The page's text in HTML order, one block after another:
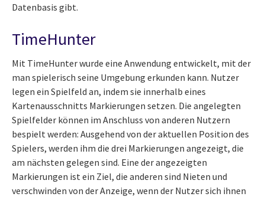
Datenbasis gibt.
TimeHunter
Mit TimeHunter wurde eine Anwendung entwickelt, mit der
man spielerisch seine Umgebung erkunden kann. Nutzer
legen ein Spielfeld an, indem sie innerhalb eines
Kartenausschnitts Markierungen setzen. Die angelegten
Spielfelder können im Anschluss von anderen Nutzern
bespielt werden: Ausgehend von der aktuellen Position des
Spielers, werden ihm die drei Markierungen angezeigt, die
am nächsten gelegen sind. Eine der angezeigten
Markierungen ist ein Ziel, die anderen sind Nieten und
verschwinden von der Anzeige, wenn der Nutzer sich ihnen